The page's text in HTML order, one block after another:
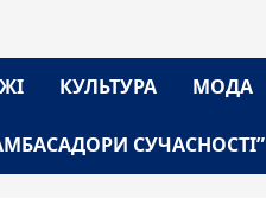
КУЛЬТУРА МОДА
СУЧАСНОСТІ”